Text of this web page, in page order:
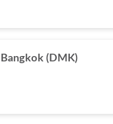
Bangkok (DMK)